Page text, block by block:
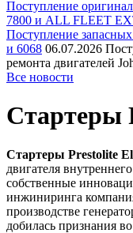
Поступление
7800 и ALL FLEET
Поступление запасных
и 6068 06.07.2026
ремонта двигателей
Все новости
Стартеры
Стартеры Prestolite
двигателя
собственные
инжиниринга
производстве
добилась признания